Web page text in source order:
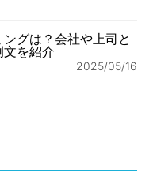
グは？会社や上司と
を紹介
2025/05/16